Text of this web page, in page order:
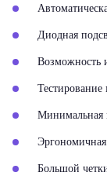
Диодная
Возможность
Минимальная
Большой